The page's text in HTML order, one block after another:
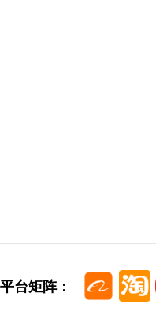
平台矩阵：